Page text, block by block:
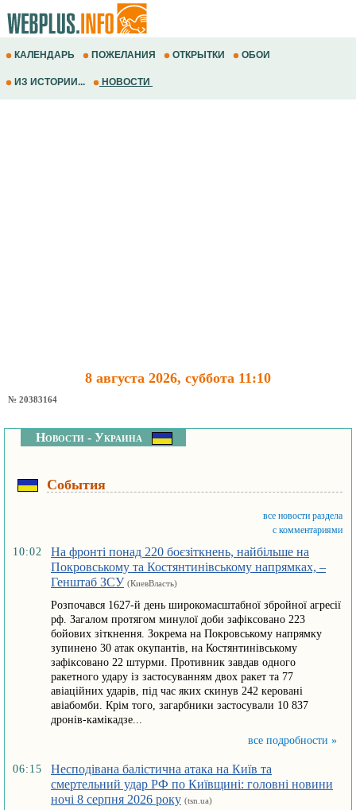
КАЛЕНДАРЬ ПОЖЕЛАНИЯ ОТКРЫТКИ ОБОИ
ИЗ ИСТОРИИ... НОВОСТИ
8 августа 2026, суббота 11:10
№ 20383164
Новости - Украина
События
все новости раздела
с комментариями
10:02
На фронті понад 220 боєзіткнень, найбільше на
Покровському та Костянтинівському напрямках, –
Генштаб ЗСУ (КиевВласть)
Розпочався 1627-й день широкомасштабної збройної агресії
рф. Загалом протягом минулої доби зафіксовано 223
бойових зіткнення. Зокрема на Покровському напрямку
зупинено 30 атак окупантів, на Костянтинівському
зафіксовано 22 штурми. Противник завдав одного
ракетного удару із застосуванням двох ракет та 77
авіаційних ударів, під час яких скинув 242 керовані
авіабомби. Крім того, загарбники застосували 10 837
дронів-камікадзе...
все подробности »
06:15
Несподівана балістична атака на Київ та
смертельний удар РФ по Київщині: головні новини
ночі 8 серпня 2026 року (tsn.ua)